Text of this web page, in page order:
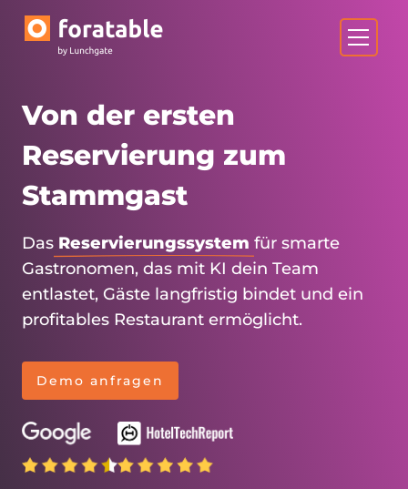
Von der ersten
Reservierung zum
Stammgast
Das Reservierungssystem für smarte
Gastronomen, das mit KI dein Team
entlastet, Gäste langfristig bindet und ein
profitables Restaurant ermöglicht.
Demo anfragen